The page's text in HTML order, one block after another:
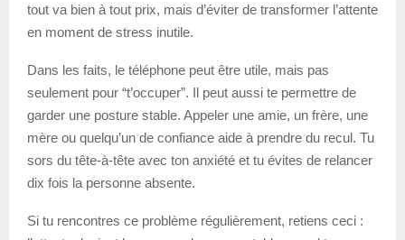
tout va bien à tout prix, mais d’éviter de transformer l’attente
en moment de stress inutile.
Dans les faits, le téléphone peut être utile, mais pas
seulement pour “t’occuper”. Il peut aussi te permettre de
garder une posture stable. Appeler une amie, un frère, une
mère ou quelqu’un de confiance aide à prendre du recul. Tu
sors du tête-à-tête avec ton anxiété et tu évites de relancer
dix fois la personne absente.
Si tu rencontres ce problème régulièrement, retiens ceci :